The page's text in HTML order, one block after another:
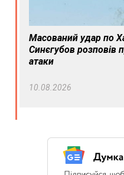
Масований удар по
Синєгубов розповів
атаки
10.08.2026